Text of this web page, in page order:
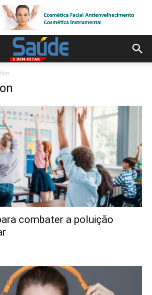
combater a poluição